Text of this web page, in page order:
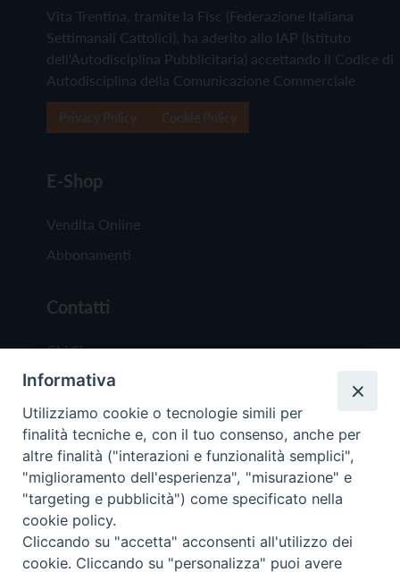
Vita Trentina, tramite la Fisc (Federazione Italiana
Settimanali Cattolici), ha aderito allo IAP (Istituto
dell'Autodisciplina Pubblicitaria) accettando il Codice di
Autodisciplina della Comunicazione Commerciale
E-Shop
Vendita Online
Abbonamenti
Contatti
Chi Siamo
Redazione
Scrivici
Copyright © 2019 - Tutti i diritti riservati - Vita
Trentina Editrice
Informativa
Utilizziamo cookie o tecnologie simili per
finalità tecniche e, con il tuo consenso, anche per
altre finalità ("interazioni e funzionalità semplici",
"miglioramento dell'esperienza", "misurazione" e
"targeting e pubblicità") come specificato nella
cookie policy.
Cliccando su "accetta" acconsenti all'utilizzo dei
cookie. Cliccando su "personalizza" puoi avere